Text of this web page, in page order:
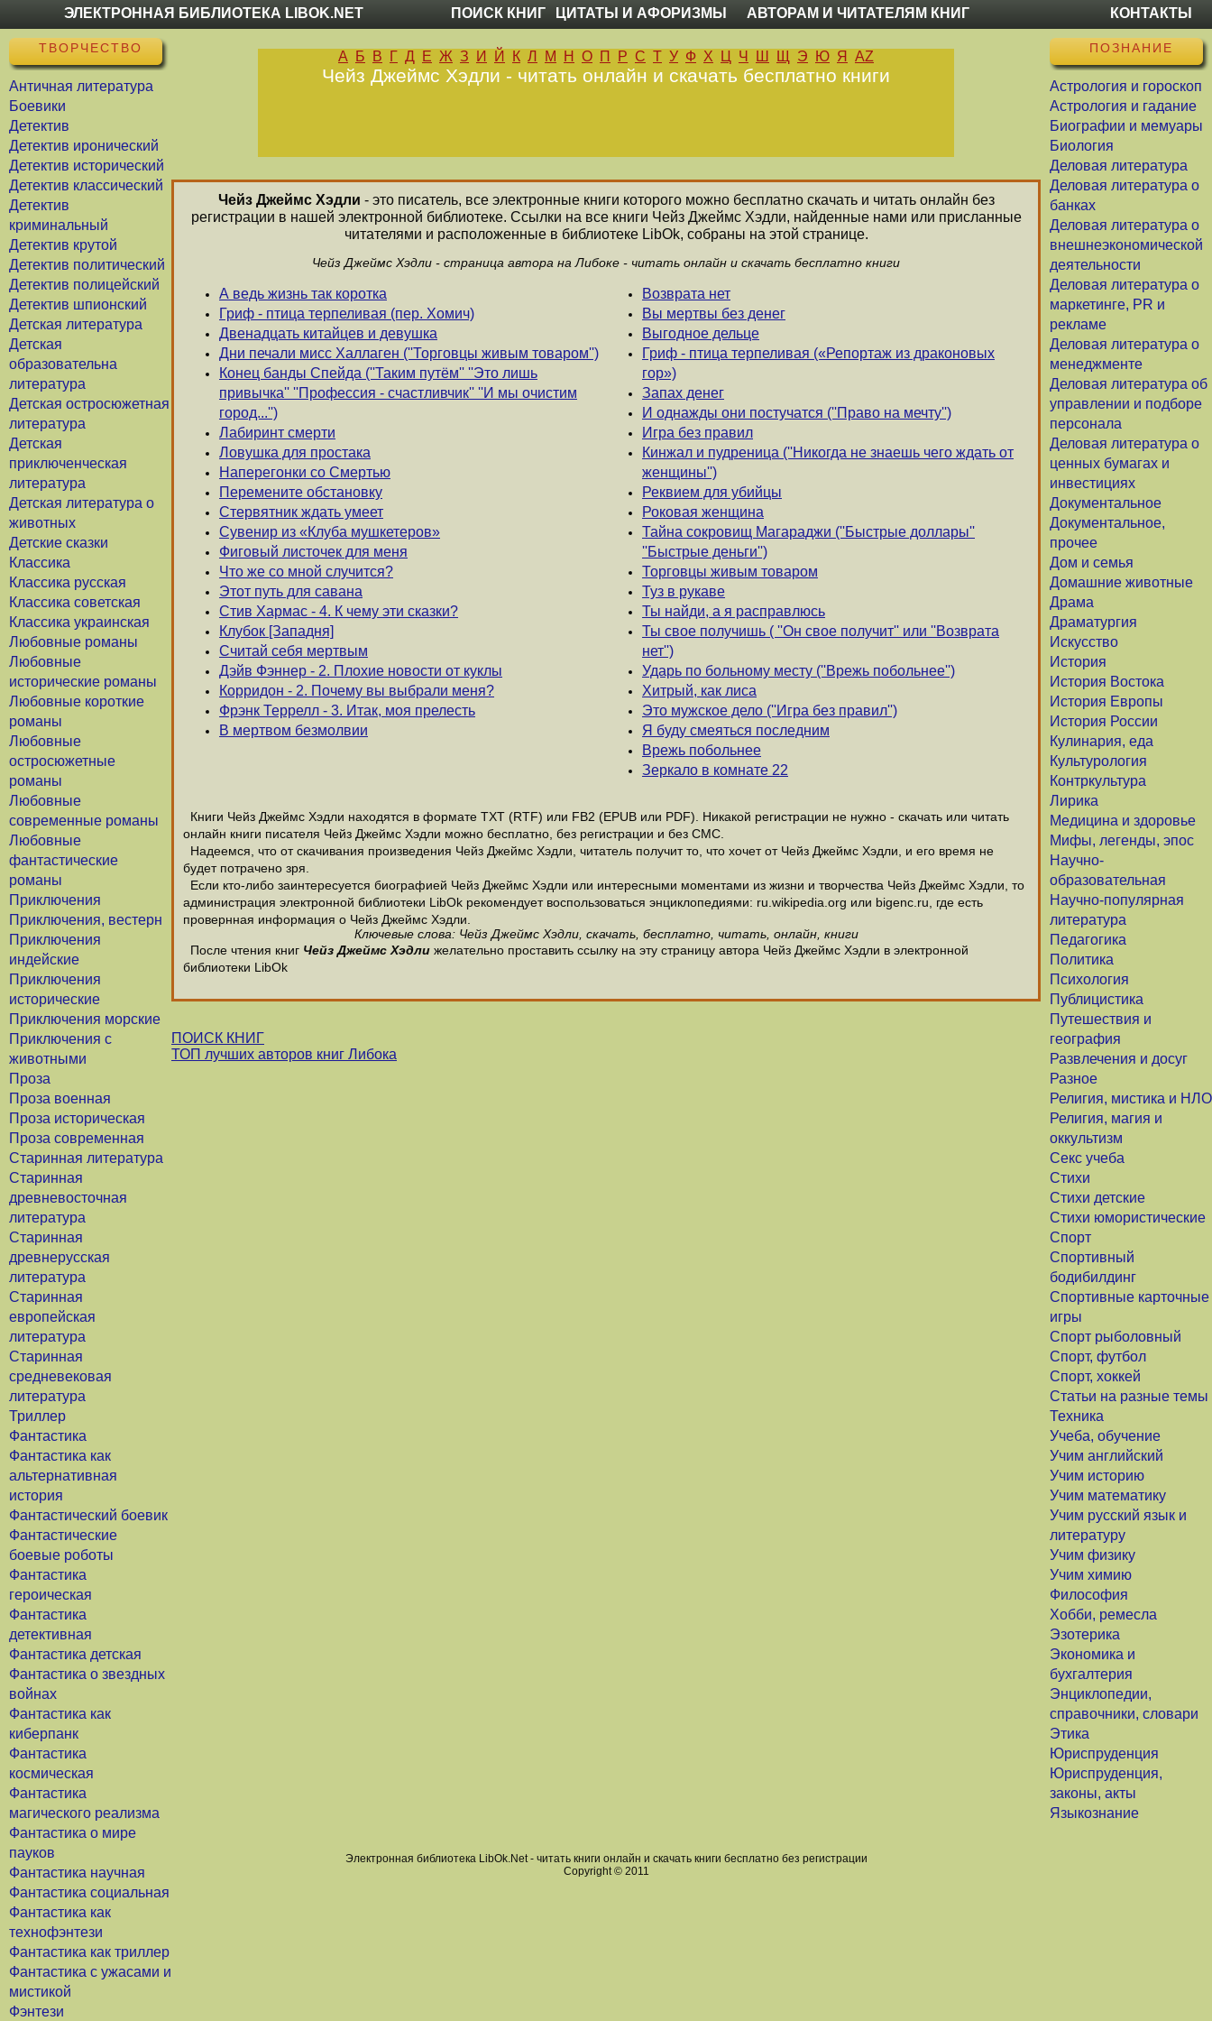
ЭЛЕКТРОННАЯ БИБЛИОТЕКА LIBOK.NET ПОИСК КНИГ ЦИТАТЫ И АФОРИЗМЫ АВТОРАМ И ЧИТАТЕЛЯМ КНИГ КОНТАКТЫ
ТВОРЧЕСТВО
Античная литература
Боевики
Детектив
Детектив иронический
Детектив исторический
Детектив классический
Детектив
криминальный
Детектив крутой
Детектив политический
Детектив полицейский
Детектив шпионский
Детская литература
Детская
образовательна
литература
Детская остросюжетная
литература
Детская
приключенческая
литература
Детская литература о
животных
Детские сказки
Классика
Классика русская
Классика советская
Классика украинская
Любовные романы
Любовные
исторические романы
Любовные короткие
романы
Любовные
остросюжетные
романы
Любовные
современные романы
Любовные
фантастические
романы
Приключения
Приключения, вестерн
Приключения
индейские
Приключения
исторические
Приключения морские
Приключения с
животными
Проза
Проза военная
Проза историческая
Проза современная
Старинная литература
Старинная
древневосточная
литература
Старинная
древнерусская
литература
Старинная
европейская
литература
Старинная
средневековая
литература
Триллер
Фантастика
Фантастика как
альтернативная
история
Фантастический боевик
Фантастические
боевые роботы
Фантастика
героическая
Фантастика
детективная
Фантастика детская
Фантастика о звездных
войнах
Фантастика как
киберпанк
Фантастика
космическая
Фантастика
магического реализма
Фантастика о мире
пауков
Фантастика научная
Фантастика социальная
Фантастика как
технофэнтези
Фантастика как триллер
Фантастика с ужасами и
мистикой
Фэнтези
ПОЗНАНИЕ
Астрология и гороскоп
Астрология и гадание
Биографии и мемуары
Биология
Деловая литература
Деловая литература о
банках
Деловая литература о
внешнеэкономической
деятельности
Деловая литература о
маркетинге, PR и
рекламе
Деловая литература о
менеджменте
Деловая литература об
управлении и подборе
персонала
Деловая литература о
ценных бумагах и
инвестициях
Документальное
Документальное,
прочее
Дом и семья
Домашние животные
Драма
Драматургия
Искусство
История
История Востока
История Европы
История России
Кулинария, еда
Культурология
Контркультура
Лирика
Медицина и здоровье
Мифы, легенды, эпос
Научно-
образовательная
Научно-популярная
литература
Педагогика
Политика
Психология
Публицистика
Путешествия и
география
Развлечения и досуг
Разное
Религия, мистика и НЛО
Религия, магия и
оккультизм
Секс учеба
Стихи
Стихи детские
Стихи юмористические
Спорт
Спортивный
бодибилдинг
Спортивные карточные
игры
Спорт рыболовный
Спорт, футбол
Спорт, хоккей
Статьи на разные темы
Техника
Учеба, обучение
Учим английский
Учим историю
Учим математику
Учим русский язык и
литературу
Учим физику
Учим химию
Философия
Хобби, ремесла
Эзотерика
Экономика и
бухгалтерия
Энциклопедии,
справочники, словари
Этика
Юриспруденция
Юриспруденция,
законы, акты
Языкознание
А Б В Г Д Е Ж З И Й К Л М Н О П Р С Т У Ф Х Ц Ч Ш Щ Э Ю Я AZ
Чейз Джеймс Хэдли - читать онлайн и скачать бесплатно книги
Чейз Джеймс Хэдли - это писатель, все электронные книги которого можно бесплатно скачать и читать онлайн без
регистрации в нашей электронной библиотеке. Ссылки на все книги Чейз Джеймс Хэдли, найденные нами или присланные
читателями и расположенные в библиотеке LibOk, собраны на этой странице.
Чейз Джеймс Хэдли - страница автора на Либоке - читать онлайн и скачать бесплатно книги
А ведь жизнь так коротка
Гриф - птица терпеливая (пер. Хомич)
Двенадцать китайцев и девушка
Дни печали мисс Халлаген (''Торговцы живым товаром'')
Конец банды Спейда (''Таким путём'' ''Это лишь
привычка'' ''Профессия - счастливчик'' ''И мы очистим
город...'')
Лабиринт смерти
Ловушка для простака
Наперегонки со Смертью
Перемените обстановку
Стервятник ждать умеет
Сувенир из «Клуба мушкетеров»
Фиговый листочек для меня
Что же со мной случится?
Этот путь для савана
Стив Хармас - 4. К чему эти сказки?
Клубок [Западня]
Считай себя мертвым
Дэйв Фэннер - 2. Плохие новости от куклы
Корридон - 2. Почему вы выбрали меня?
Фрэнк Террелл - 3. Итак, моя прелесть
В мертвом безмолвии
Возврата нет
Вы мертвы без денег
Выгодное дельце
Гриф - птица терпеливая («Репортаж из драконовых
гор»)
Запах денег
И однажды они постучатся (''Право на мечту'')
Игра без правил
Кинжал и пудреница (''Никогда не знаешь чего ждать от
женщины'')
Реквием для убийцы
Роковая женщина
Тайна сокровищ Магараджи (''Быстрые доллары''
''Быстрые деньги'')
Торговцы живым товаром
Туз в рукаве
Ты найди, а я расправлюсь
Ты свое получишь ( ''Он свое получит'' или ''Возврата
нет'')
Ударь по больному месту (''Врежь побольнее'')
Хитрый, как лиса
Это мужское дело (''Игра без правил'')
Я буду смеяться последним
Врежь побольнее
Зеркало в комнате 22
Книги Чейз Джеймс Хэдли находятся в формате ТХТ (RTF) или FB2 (EPUB или PDF). Никакой регистрации не нужно - скачать или читать
онлайн книги писателя Чейз Джеймс Хэдли можно бесплатно, без регистрации и без СМС.
Надеемся, что от скачивания произведения Чейз Джеймс Хэдли, читатель получит то, что хочет от Чейз Джеймс Хэдли, и его время не
будет потрачено зря.
Если кто-либо заинтересуется биографией Чейз Джеймс Хэдли или интересными моментами из жизни и творчества Чейз Джеймс Хэдли, то
администрация электронной библиотеки LibOk рекомендует воспользоваться энциклопедиями: ru.wikipedia.org или bigenc.ru, где есть
провернная информация о Чейз Джеймс Хэдли.
Ключевые слова: Чейз Джеймс Хэдли, скачать, бесплатно, читать, онлайн, книги
После чтения книг Чейз Джеймс Хэдли желательно проставить ссылку на эту страницу автора Чейз Джеймс Хэдли в электронной
библиотеки LibOk
ПОИСК КНИГ
ТОП лучших авторов книг Либока
Электронная библиотека LibOk.Net - читать книги онлайн и скачать книги бесплатно без регистрации
Copyright © 2011